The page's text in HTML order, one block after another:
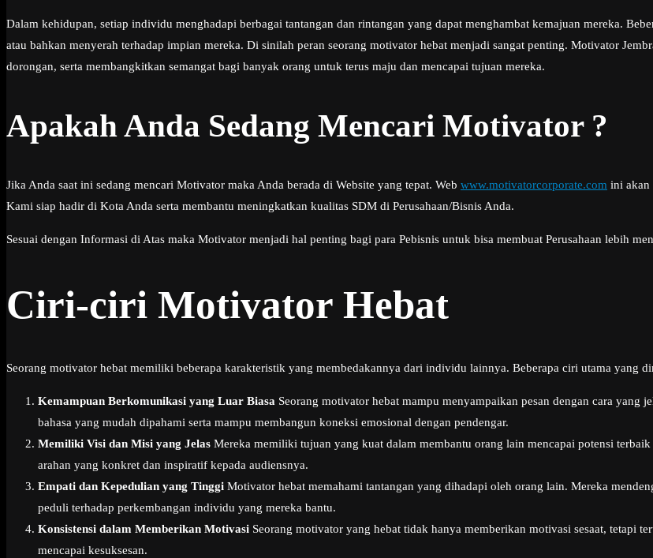
Dalam kehidupan, setiap individu menghadapi berbagai tantangan dan rintangan yang dapat menghambat kemajuan mereka.
atau bahkan menyerah terhadap impian mereka. Di sinilah peran seorang motivator hebat menjadi sangat penting. Motivator
dorongan, serta membangkitkan semangat bagi banyak orang untuk terus maju dan mencapai tujuan mereka.
Apakah Anda Sedang Mencari Motivator ?
Jika Anda saat ini sedang mencari Motivator maka Anda berada di Website yang tepat. Web www.motivatorcorporate.com ini akan
Kami siap hadir di Kota Anda serta membantu meningkatkan kualitas SDM di Perusahaan/Bisnis Anda.
Sesuai dengan Informasi di Atas maka Motivator menjadi hal penting bagi para Pebisnis untuk bisa membuat Perusahaan lebih
Ciri-ciri Motivator Hebat
Seorang motivator hebat memiliki beberapa karakteristik yang membedakannya dari individu lainnya. Beberapa ciri utama yang
Kemampuan Berkomunikasi yang Luar Biasa Seorang motivator hebat mampu menyampaikan pesan dengan cara yang
bahasa yang mudah dipahami serta mampu membangun koneksi emosional dengan pendengar.
Memiliki Visi dan Misi yang Jelas Mereka memiliki tujuan yang kuat dalam membantu orang lain mencapai potensi
arahan yang konkret dan inspiratif kepada audiensnya.
Empati dan Kepedulian yang Tinggi Motivator hebat memahami tantangan yang dihadapi oleh orang lain. Mereka
peduli terhadap perkembangan individu yang mereka bantu.
Konsistensi dalam Memberikan Motivasi Seorang motivator yang hebat tidak hanya memberikan motivasi sesaat, tetapi
mencapai kesuksesan.